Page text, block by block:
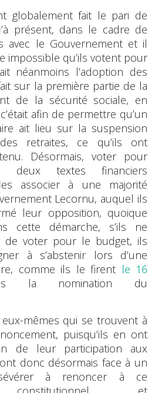
globalement fait le pari de
présent, dans le cadre de
avec le Gouvernement et il
impossible qu’ils votent pour
néanmoins l’adoption des
sur la première partie de la
de la sécurité sociale, en
afin de permettre qu’un
ait lieu sur la suspension
retraites, ce qu’ils ont
Désormais, voter pour
deux textes financiers
associer à une majorité
Lecornu, auquel ils
leur opposition, quoique
cette démarche, s’ils ne
de voter pour le budget, ils
à s’abstenir lors d’une
comme ils le firent le 16
la nomination du
mêmes qui se trouvent à
puisqu’ils en ont
de leur participation aux
donc désormais face à un
à renoncer à ce